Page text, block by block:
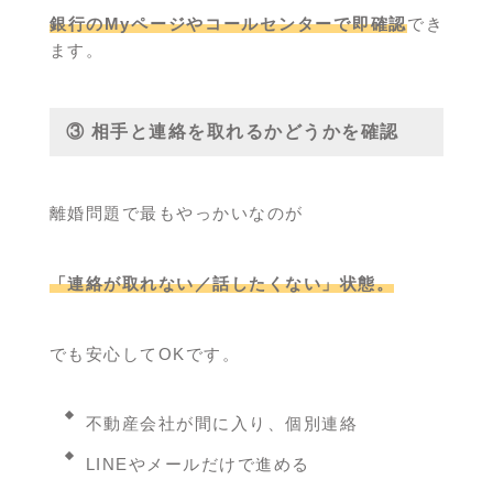
銀行のMyページやコールセンターで即確認でき
ます。
③ 相手と連絡を取れるかどうかを確認
離婚問題で最もやっかいなのが
「連絡が取れない／話したくない」状態。
でも安心してOKです。
不動産会社が間に入り、個別連絡
LINEやメールだけで進める